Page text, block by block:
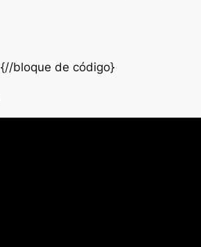
{//bloque de código}